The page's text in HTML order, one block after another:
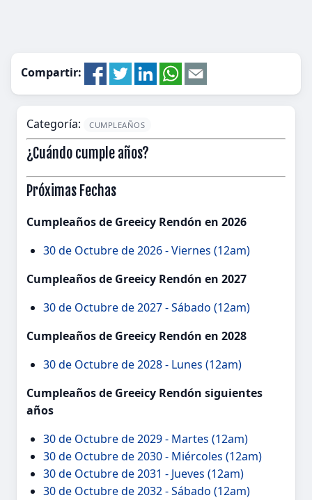
Compartir:
Categoría: CUMPLEAÑOS
¿Cuándo cumple años?
Próximas Fechas
Cumpleaños de Greeicy Rendón en 2026
30 de Octubre de 2026 - Viernes (12am)
Cumpleaños de Greeicy Rendón en 2027
30 de Octubre de 2027 - Sábado (12am)
Cumpleaños de Greeicy Rendón en 2028
30 de Octubre de 2028 - Lunes (12am)
Cumpleaños de Greeicy Rendón siguientes
años
30 de Octubre de 2029 - Martes (12am)
30 de Octubre de 2030 - Miércoles (12am)
30 de Octubre de 2031 - Jueves (12am)
30 de Octubre de 2032 - Sábado (12am)